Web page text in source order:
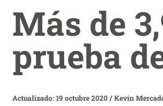
Más de
prueba
Actualizado: 19 octubre 2020/Kevin